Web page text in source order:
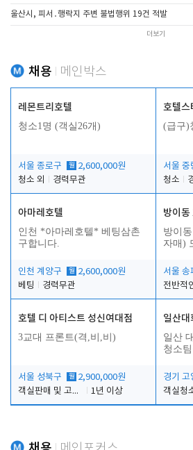
울산시, 피서․행락지 주변 불법행위 19건 적발
더보기
채용 메인박스
레몬트리호텔
청소1명 (객실26개)
서울 종로구 월 2,600,000원
청소 외
경력무관
호텔스
(급구)
서울 중
청소
아마레호텔
인천 *아마레호텔* 베팅삼촌
구합니다.
인천 계양구 월 2,600,000원
베팅
경력무관
방이동
방이
자매)
서울 송
호텔 디 아티스트 성신여대점
3교대 프론트(격,비,비)
서울 성북구 월 2,900,000원
객실판매 및 고객응대
1년 이상
일산대
일산
청소
경기 고
객실청